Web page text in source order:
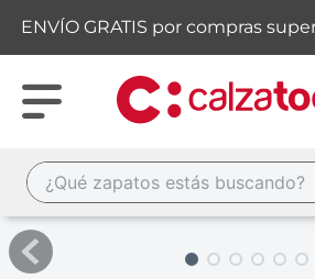
ENVÍO GRATIS por compras
¿Qué zapatos estás buscando?
TÉRMINOS MÁS BUSCADOS
1 .